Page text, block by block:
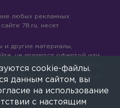
любых рекламных
78.ru, несет
и другие материалы,
не являются офертой или
продаже каких-либо активов.
СМИ Эл № ФС77-71293 выдано
КУПОЛ»
cookie-файлы.
данным сайтом, вы
на использование
с настоящим